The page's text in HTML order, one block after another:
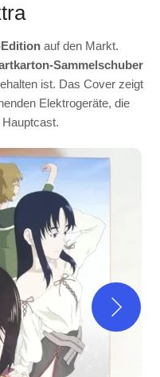
auf den Markt.
Sammelschuber
ist. Das Cover zeigt
Elektrogeräte, die